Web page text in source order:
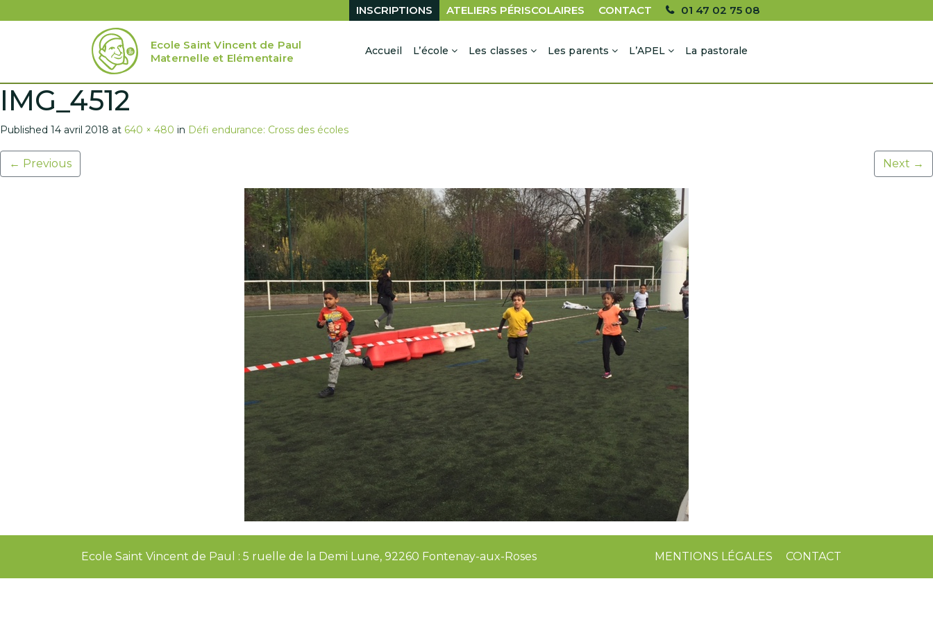
01 47 02 75 08
CONTACT
ATELIERS PÉRISCOLAIRES
INSCRIPTIONS
Ecole Saint Vincent de Paul
Maternelle et Elémentaire
Accueil L’école Les classes Les parents L’APEL La pastorale
IMG_4512
Published 14 avril 2018 at 640 × 480 in Défi endurance: Cross des écoles
← Previous Next →
Ecole Saint Vincent de Paul : 5 ruelle de la Demi Lune, 92260 Fontenay-aux-Roses MENTIONS LÉGALES CONTACT